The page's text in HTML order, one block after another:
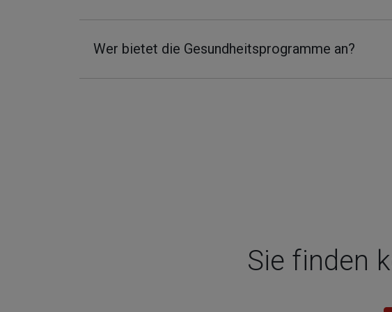
Wer bietet die Gesundheitsprogramme an?
Sie finden